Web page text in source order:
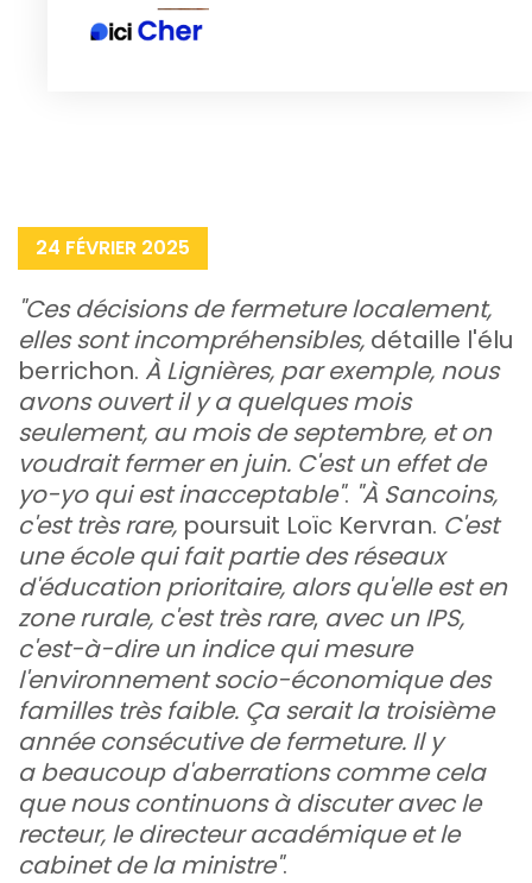
24 FÉVRIER 2025
"Ces décisions de fermeture localement,
elles sont incompréhensibles, détaille l'élu
berrichon. À Lignières, par exemple, nous
avons ouvert il y a quelques mois
seulement, au mois de septembre, et on
voudrait fermer en juin. C'est un effet de
yo-yo qui est inacceptable". "À Sancoins,
c'est très rare, poursuit Loïc Kervran. C'est
une école qui fait partie des réseaux
d'éducation prioritaire, alors qu'elle est en
zone rurale, c'est très rare, avec un IPS,
c'est-à-dire un indice qui mesure
l'environnement socio-économique des
familles très faible. Ça serait la troisième
année consécutive de fermeture. Il y
a beaucoup d'aberrations comme cela
que nous continuons à discuter avec le
recteur, le directeur académique et le
cabinet de la ministre".